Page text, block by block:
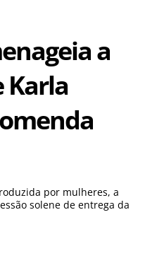
a
Karla
por mulheres, a
solene de entrega da